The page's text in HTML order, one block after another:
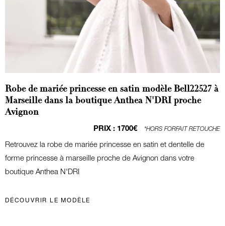
Robe de mariée princesse en satin modèle Bell22527 à
Marseille dans la boutique Anthea N'DRI proche
Avignon
PRIX :1700€ *HORS FORFAIT RETOUCHE
Retrouvez la robe de mariée princesse en satin et dentelle de
forme princesse à marseille proche de Avignon dans votre
boutique Anthea N'DRI
DÉCOUVRIR LE MODÈLE